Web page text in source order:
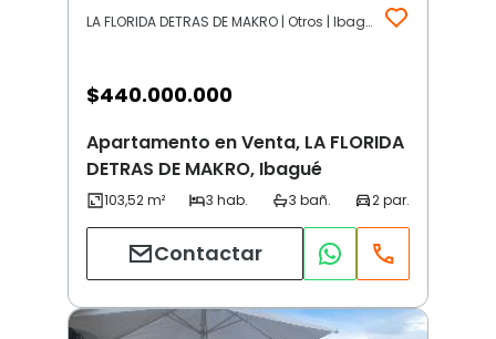
LA FLORIDA DETRAS DE MAKRO | Otros | Ibagué
$440.000.000
Apartamento en Venta, LA FLORIDA
DETRAS DE MAKRO, Ibagué
Contactar